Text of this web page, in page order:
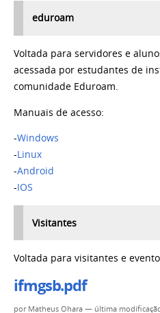
eduroam
Voltada para servidores e
acessada por estudantes de
comunidade Eduroam.
Manuais de acesso:
-Windows
-Linux
-Android
-IOS
Visitantes
Voltada para visitantes e
ifmgsb.pdf
por Matheus Ohara — última